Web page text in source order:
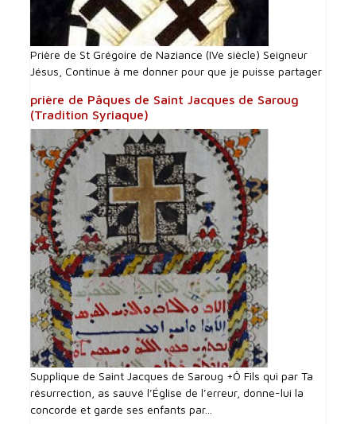
Prière de St Grégoire de Naziance (IVe siècle) Seigneur
Jésus, Continue à me donner pour que je puisse partager
prière de Pâques de Saint Jacques de Saroug
(Tradition Syriaque)
Supplique de Saint Jacques de Saroug +Ô Fils qui par Ta
résurrection, as sauvé l’Église de l’erreur, donne-lui la
concorde et garde ses enfants par...